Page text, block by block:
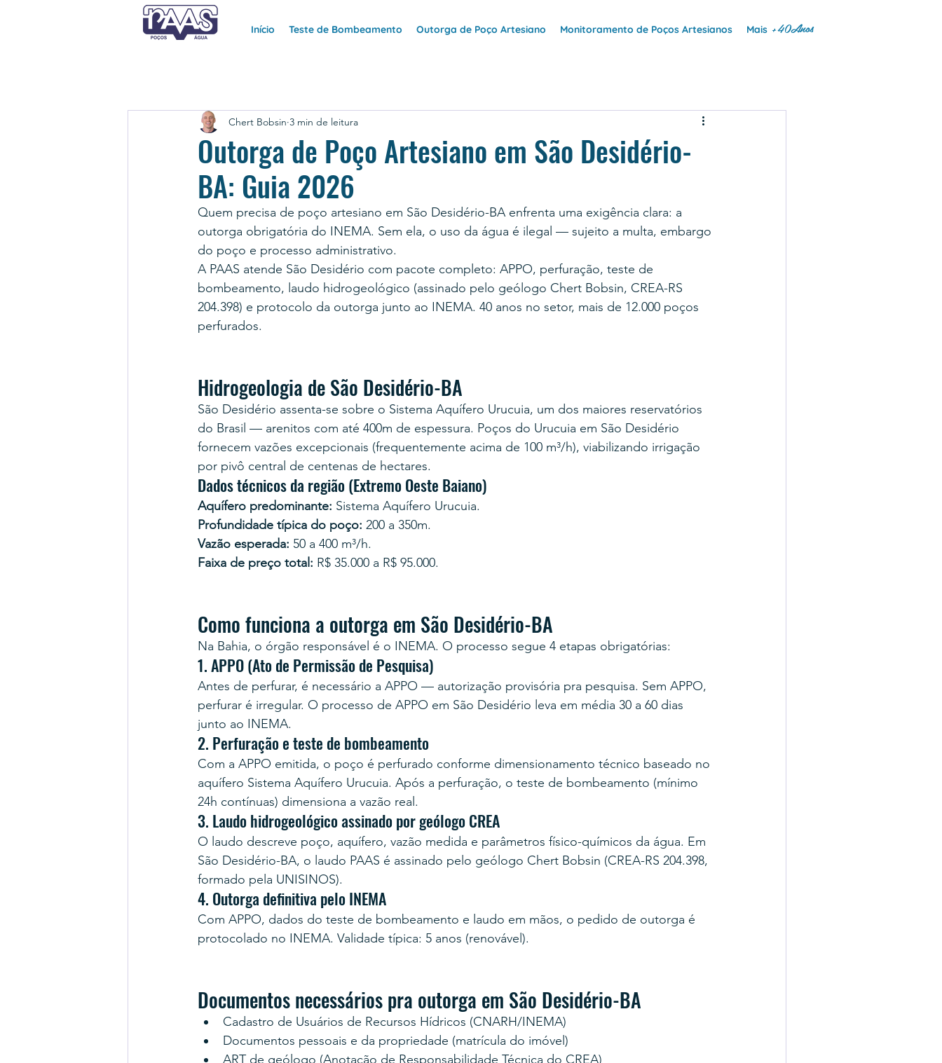
Início Teste de Bombeamento Outorga de Poço Artesiano Monitoramento de Poços Artesianos Mais +40Anos
Outorga de Poço Artesiano em São Desidério-
BA: Guia 2026
Chert Bobsin 3 min de leitura
Quem precisa de poço artesiano em São Desidério-BA enfrenta uma exigência clara: a
outorga obrigatória do INEMA. Sem ela, o uso da água é ilegal — sujeito a multa, embargo
do poço e processo administrativo.
A PAAS atende São Desidério com pacote completo: APPO, perfuração, teste de
bombeamento, laudo hidrogeológico (assinado pelo geólogo Chert Bobsin, CREA-RS
204.398) e protocolo da outorga junto ao INEMA. 40 anos no setor, mais de 12.000 poços
perfurados.
Hidrogeologia de São Desidério-BA
São Desidério assenta-se sobre o Sistema Aquífero Urucuia, um dos maiores reservatórios
do Brasil — arenitos com até 400m de espessura. Poços do Urucuia em São Desidério
fornecem vazões excepcionais (frequentemente acima de 100 m³/h), viabilizando irrigação
por pivô central de centenas de hectares.
Dados técnicos da região (Extremo Oeste Baiano)
Aquífero predominante: Sistema Aquífero Urucuia.
Profundidade típica do poço: 200 a 350m.
Vazão esperada: 50 a 400 m³/h.
Faixa de preço total: R$ 35.000 a R$ 95.000.
Como funciona a outorga em São Desidério-BA
Na Bahia, o órgão responsável é o INEMA. O processo segue 4 etapas obrigatórias:
1. APPO (Ato de Permissão de Pesquisa)
Antes de perfurar, é necessário a APPO — autorização provisória pra pesquisa. Sem APPO,
perfurar é irregular. O processo de APPO em São Desidério leva em média 30 a 60 dias
junto ao INEMA.
2. Perfuração e teste de bombeamento
Com a APPO emitida, o poço é perfurado conforme dimensionamento técnico baseado no
aquífero Sistema Aquífero Urucuia. Após a perfuração, o teste de bombeamento (mínimo
24h contínuas) dimensiona a vazão real.
3. Laudo hidrogeológico assinado por geólogo CREA
O laudo descreve poço, aquífero, vazão medida e parâmetros físico-químicos da água. Em
São Desidério-BA, o laudo PAAS é assinado pelo geólogo Chert Bobsin (CREA-RS 204.398,
formado pela UNISINOS).
4. Outorga definitiva pelo INEMA
Com APPO, dados do teste de bombeamento e laudo em mãos, o pedido de outorga é
protocolado no INEMA. Validade típica: 5 anos (renovável).
Documentos necessários pra outorga em São Desidério-BA
Cadastro de Usuários de Recursos Hídricos (CNARH/INEMA)
Documentos pessoais e da propriedade (matrícula do imóvel)
ART de geólogo (Anotação de Responsabilidade Técnica do CREA)